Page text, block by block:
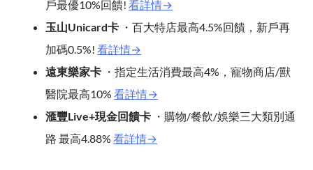
戶最優10%回饋! 看詳情→
玉山Unicard卡 ・百大特店最高4.5%回饋，新戶再
加碼0.5%! 看詳情→
遠東樂家卡 ・指定生活消費最高4%，寵物商店/獸
醫院最高10% 看詳情→
滙豐Live+現金回饋卡 ・購物/餐飲/娛樂三大類別通
路 最高4.88% 看詳情→